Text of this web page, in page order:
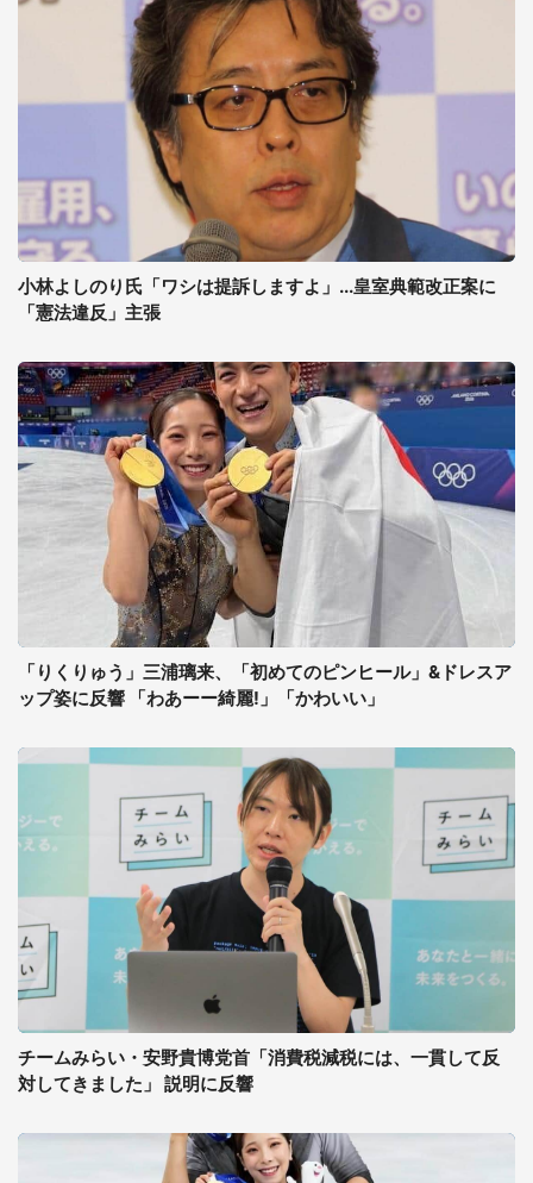
小林よしのり氏「ワシは提訴しますよ」...皇室典範改正案に
「憲法違反」主張
「りくりゅう」三浦璃来、「初めてのピンヒール」&ドレスア
ップ姿に反響 「わあーー綺麗!」「かわいい」
チームみらい・安野貴博党首「消費税減税には、一貫して反
対してきました」 説明に反響